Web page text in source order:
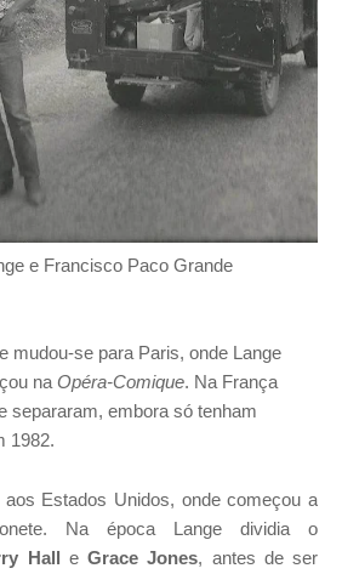
e Francisco Paco Grande
mudou-se para Paris, onde Lange
na Opéra-Comique. Na França
separaram, embora só tenham
1982.
Estados Unidos, onde começou a
Na época Lange dividia o
Hall eGrace Jones, antes de ser